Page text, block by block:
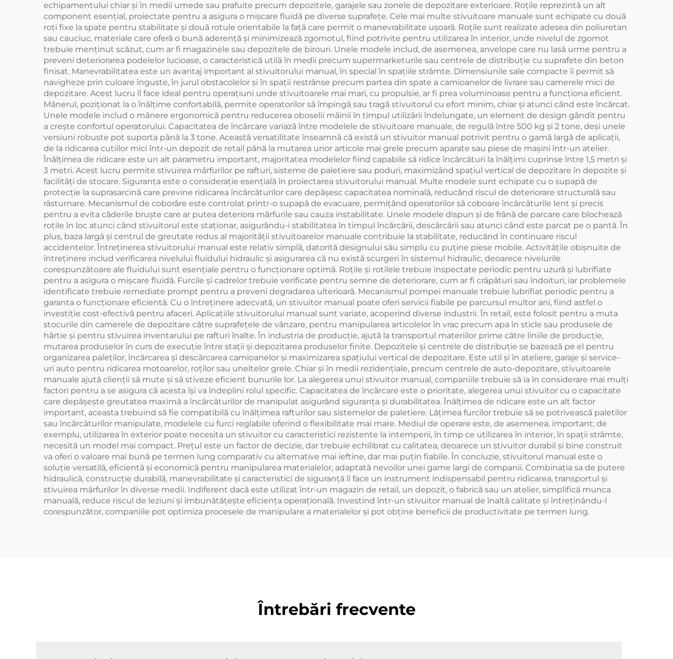
echipamentului chiar și în medii umede sau prafuite precum depozitele, garajele sau zonele de depozitare exterioare. Roțile reprezintă un alt
component esențial, proiectate pentru a asigura o mișcare fluidă pe diverse suprafețe. Cele mai multe stivuitoare manuale sunt echipate cu două
roți fixe la spate pentru stabilitate și două rotule orientabile la față care permit o manevrabilitate ușoară. Roțile sunt realizate adesea din poliuretan
sau cauciuc, materiale care oferă o bună aderență și minimizează zgomotul, fiind potrivite pentru utilizarea în interior, unde nivelul de zgomot
trebuie menținut scăzut, cum ar fi magazinele sau depozitele de birouri. Unele modele includ, de asemenea, anvelope care nu lasă urme pentru a
preveni deteriorarea podelelor lucioase, o caracteristică utilă în medii precum supermarketurile sau centrele de distribuție cu suprafete din beton
finisat. Manevrabilitatea este un avantaj important al stivuitorului manual, în special în spațiile strâmte. Dimensiunile sale compacte îi permit să
navigheze prin culoare înguste, în jurul obstacolelor și în spații restrânse precum partea din spate a camioanelor de livrare sau camerele mici de
depozitare. Acest lucru îl face ideal pentru operațiuni unde stivuitoarele mai mari, cu propulsie, ar fi prea voluminoase pentru a funcționa eficient.
Mânerul, poziționat la o înălțime confortabilă, permite operatorilor să împingă sau tragă stivuitorul cu efort minim, chiar și atunci când este încărcat.
Unele modele includ o mânere ergonomică pentru reducerea oboselii mâinii în timpul utilizării îndelungate, un element de design gândit pentru
a crește confortul operatorului. Capacitatea de încărcare variază între modelele de stivuitoare manuale, de regulă între 500 kg și 2 tone, deși unele
versiuni robuste pot suporta până la 3 tone. Această versatilitate înseamnă că există un stivuitor manual potrivit pentru o gamă largă de aplicații,
de la ridicarea cutiilor mici într-un depozit de retail până la mutarea unor articole mai grele precum aparate sau piese de mașini într-un atelier.
Înălțimea de ridicare este un alt parametru important, majoritatea modelelor fiind capabile să ridice încărcături la înălțimi cuprinse între 1,5 metri și
3 metri. Acest lucru permite stivuirea mărfurilor pe rafturi, sisteme de paletiere sau poduri, maximizând spațiul vertical de depozitare în depozite și
facilități de stocare. Siguranța este o considerație esențială în proiectarea stivuitorului manual. Multe modele sunt echipate cu o supapă de
protecție la suprasarcină care previne ridicarea încărcăturilor care depășesc capacitatea nominală, reducând riscul de deteriorare structurală sau
răsturnare. Mecanismul de coborâre este controlat printr-o supapă de evacuare, permițând operatorilor să coboare încărcăturile lent și precis
pentru a evita căderile bruște care ar putea deteriora mărfurile sau cauza instabilitate. Unele modele dispun și de frână de parcare care blochează
roțile în loc atunci când stivuitorul este staționar, asigurându-i stabilitatea în timpul încărcării, descărcării sau atunci când este parcat pe o pantă. În
plus, baza largă și centrul de greutate redus al majorității stivuitoarelor manuale contribuie la stabilitate, reducând în continuare riscul
accidentelor. Întreținerea stivuitorului manual este relativ simplă, datorită designului său simplu cu puține piese mobile. Activitățile obișnuite de
întreținere includ verificarea nivelului fluidului hidraulic și asigurarea că nu există scurgeri în sistemul hidraulic, deoarece nivelurile
corespunzătoare ale fluidului sunt esențiale pentru o funcționare optimă. Roțile și rotilele trebuie inspectate periodic pentru uzură și lubrifiate
pentru a asigura o mișcare fluidă. Furcile și cadrelor trebuie verificate pentru semne de deteriorare, cum ar fi crăpături sau îndoituri, iar problemele
identificate trebuie remediate prompt pentru a preveni degradarea ulterioară. Mecanismul pompei manuale trebuie lubrifiat periodic pentru a
garanta o funcționare eficientă. Cu o întreținere adecvată, un stivuitor manual poate oferi servicii fiabile pe parcursul multor ani, fiind astfel o
investiție cost-efectivă pentru afaceri. Aplicațiile stivuitorului manual sunt variate, acoperind diverse industrii. În retail, este folosit pentru a muta
stocurile din camerele de depozitare către suprafețele de vânzare, pentru manipularea articolelor în vrac precum apa în sticle sau produsele de
hârtie și pentru stivuirea inventarului pe rafturi înalte. În industria de producție, ajută la transportul materiilor prime către liniile de producție,
mutarea produselor în curs de execuție între stații și depozitarea produselor finite. Depozitele și centrele de distribuție se bazează pe el pentru
organizarea paleților, încărcarea și descărcarea camioanelor și maximizarea spațiului vertical de depozitare. Este util și în ateliere, garaje și service-
uri auto pentru ridicarea motoarelor, roților sau uneltelor grele. Chiar și în medii rezidențiale, precum centrele de auto-depozitare, stivuitoarele
manuale ajută clienții să mute și să stiveze eficient bunurile lor. La alegerea unui stivuitor manual, companiile trebuie să ia în considerare mai mulți
factori pentru a se asigura că acesta își va îndeplini rolul specific. Capacitatea de încărcare este o prioritate, alegerea unui stivuitor cu o capacitate
care depășește greutatea maximă a încărcăturilor de manipulat asigurând siguranța și durabilitatea. Înălțimea de ridicare este un alt factor
important, aceasta trebuind să fie compatibilă cu înălțimea rafturilor sau sistemelor de paletiere. Lățimea furcilor trebuie să se potrivească paletilor
sau încărcăturilor manipulate, modelele cu furci reglabile oferind o flexibilitate mai mare. Mediul de operare este, de asemenea, important; de
exemplu, utilizarea în exterior poate necesita un stivuitor cu caracteristici rezistente la intemperii, în timp ce utilizarea în interior, în spații strâmte,
necesită un model mai compact. Prețul este un factor de decizie, dar trebuie echilibrat cu calitatea, deoarece un stivuitor durabil și bine construit
va oferi o valoare mai bună pe termen lung comparativ cu alternative mai ieftine, dar mai puțin fiabile. În concluzie, stivuitorul manual este o
soluție versatilă, eficientă și economică pentru manipularea materialelor, adaptată nevoilor unei game largi de companii. Combinația sa de putere
hidraulică, construcție durabilă, manevrabilitate și caracteristici de siguranță îl face un instrument indispensabil pentru ridicarea, transportul și
stivuirea mărfurilor în diverse medii. Indiferent dacă este utilizat într-un magazin de retail, un depozit, o fabrică sau un atelier, simplifică munca
manuală, reduce riscul de leziuni și îmbunătățește eficiența operațională. Investind într-un stivuitor manual de înaltă calitate și întreținându-l
corespunzător, companiile pot optimiza procesele de manipulare a materialelor și pot obține beneficii de productivitate pe termen lung.
Întrebări frecvente